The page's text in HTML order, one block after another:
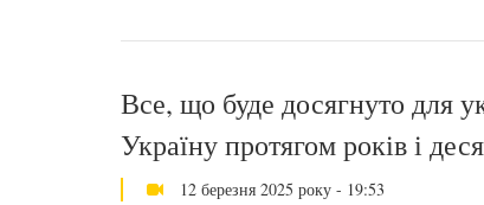
Все, що буде досягнуто для
Україну протягом років і
12 березня 2025 року - 19:53